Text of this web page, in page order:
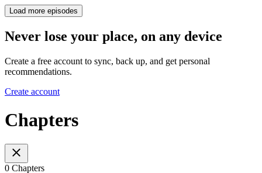
Load more episodes
Never lose your place, on any device
Create a free account to sync, back up, and get personal
recommendations.
Create account
Chapters
0 Chapters